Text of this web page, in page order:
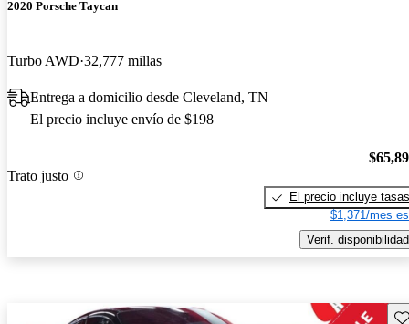
2020 Porsche Taycan
Turbo AWD 32,777 millas
Entrega a domicilio desde Cleveland, TN
El precio incluye envío de $198
Trato justo
El precio incluye tasas
$1,371/mes
Verif. disponibilidad